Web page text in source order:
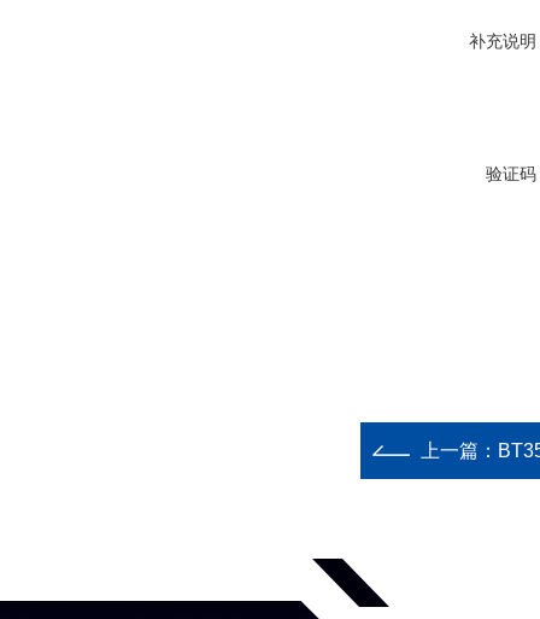
补充说明
验证码
上一篇： BT35-